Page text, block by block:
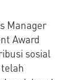
Manager
Award
sosial